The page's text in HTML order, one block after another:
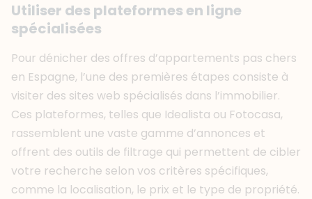
Utiliser des plateformes en ligne
spécialisées
Pour dénicher des offres d’appartements pas chers
en Espagne, l’une des premières étapes consiste à
visiter des sites web spécialisés dans l’immobilier.
Ces plateformes, telles que Idealista ou Fotocasa,
rassemblent une vaste gamme d’annonces et
offrent des outils de filtrage qui permettent de cibler
votre recherche selon vos critères spécifiques,
comme la localisation, le prix et le type de propriété.